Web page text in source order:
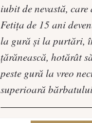
iubit de nevastă,
Fetiţa de 15 ani
la gură şi la purtări,
ţărănească, hotărât
peste gură la vreo
superioară